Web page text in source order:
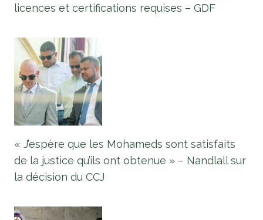
licences et certifications requises – GDF
« J’espère que les Mohameds sont satisfaits
de la justice qu’ils ont obtenue » – Nandlall sur
la décision du CCJ